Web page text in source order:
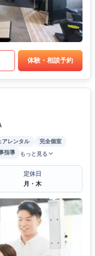
体験・相談予約
アレンタル
完全個室
指導 もっと見る
定休日
月・木